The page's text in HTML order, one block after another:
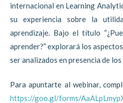
internacional en Learning
su experiencia sobre la
aprendizaje. Bajo el título
aprender?” explorará los
ser analizados en presencia de los
Para apuntarte al webinar,
https://goo.gl/forms/